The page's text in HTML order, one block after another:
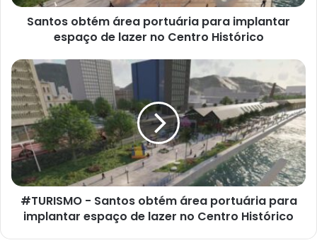
lazer
Santos obtém área portuária para implantar
espaço de lazer no Centro Histórico
#TURISMO -
Santos
obtém
área
portuária
para
implantar
espaço
de
lazer
#TURISMO - Santos obtém área portuária para
implantar espaço de lazer no Centro Histórico